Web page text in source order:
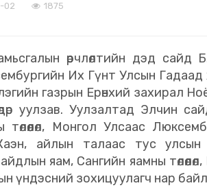
02 1875
өөрчлөлтийн дэд сайд
Их Гүнт Улсын Гадаад
газрын Ерөнхий захирал
уулзав. Уулзалтад Элчин
Монгол Улсаас
айлын талаас тус
яам, Сангийн яамны
үндэсний зохицуулагч нар